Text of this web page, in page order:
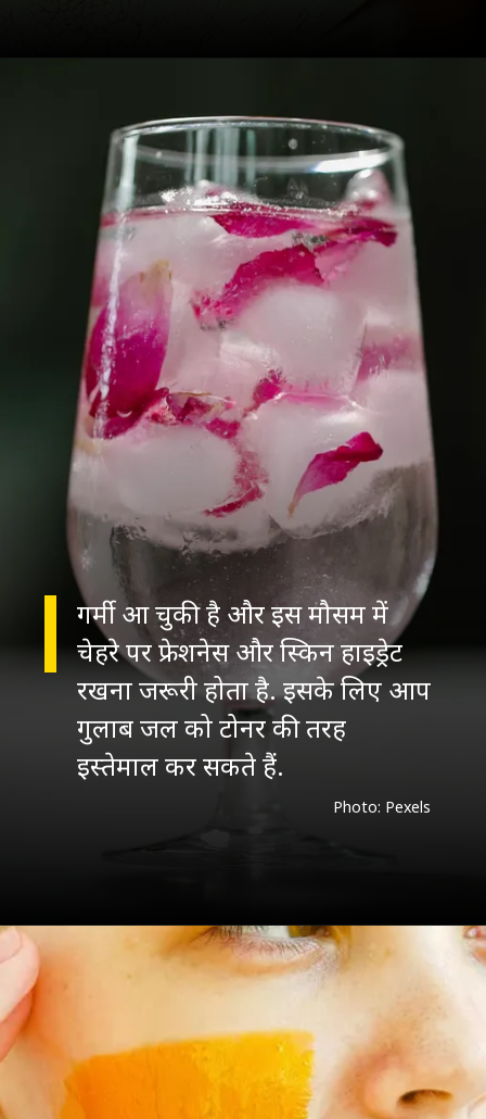
गर्मी आ चुकी है और इस मौसम में
चेहरे पर फ्रेशनेस और स्किन हाइड्रेट
रखना जरूरी होता है. इसके लिए आप
गुलाब जल को टोनर की तरह
Photo: Pexels